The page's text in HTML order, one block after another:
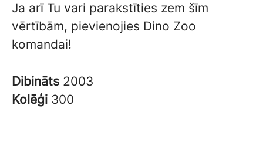
Ja arī Tu vari parakstīties zem šīm
vērtībām, pievienojies Dino Zoo
komandai!
Dibināts 2003
Kolēģi 300